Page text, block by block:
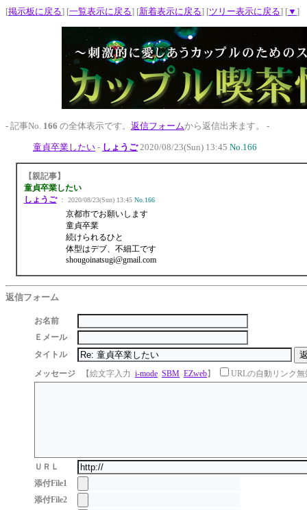
[掲示板に戻る] [一覧表示に戻る] [新着表示に戻る] [ツリー表示に戻る] [▼ ]
- 記事No. 166 の全体表示です。 返信フォームから返信出来ます。 -
童貞卒業したい - しょうご2020/08/23(Sun) 13:45 No.166
【親記事】
童貞卒業したい
しょうご： 2020/08/23(Sun) 13:45 No.166
京都市でお願いします
童貞卒業
続けられるひと
体型はデブ、不細工です
shougoinatsugi@gmail.com
返信フォーム
お名前
Ｅメール
タイトル
メッセージ
【絵文字入力 i-mode SBM EZweb】 URLの自動リンク無
ＵＲＬ
添付File1
添付File2